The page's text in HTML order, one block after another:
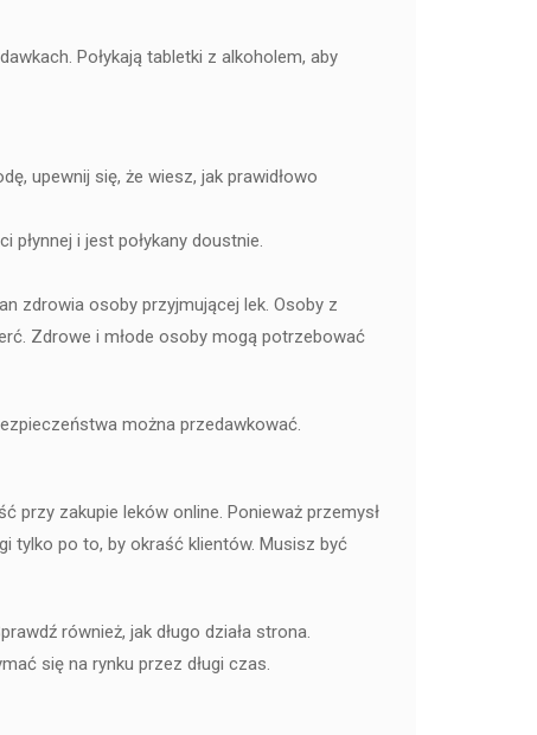
Połykają tabletki z alkoholem, aby
upewnij się, że wiesz, jak prawidłowo
i jest połykany doustnie.
zdrowia osoby przyjmującej lek. Osoby z
Zdrowe i młode osoby mogą potrzebować
można przedawkować.
przy zakupie leków online. Ponieważ przemysł
tylko po to, by okraść klientów. Musisz być
również, jak długo działa strona.
się na rynku przez długi czas.